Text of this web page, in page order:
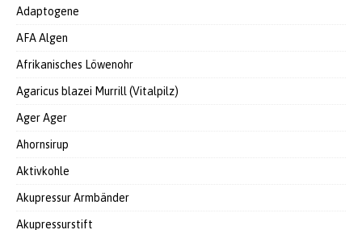
Adaptogene
AFA Algen
Afrikanisches Löwenohr
Agaricus blazei Murrill (Vitalpilz)
Ager Ager
Ahornsirup
Aktivkohle
Akupressur Armbänder
Akupressurstift